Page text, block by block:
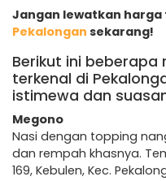
Jangan lewatkan
Pekalongan sekarang!
Berikut ini beberapa
terkenal di
istimewa dan
Megono
Nasi dengan topping
dan rempah khasnya.
169, Kebulen, Kec.